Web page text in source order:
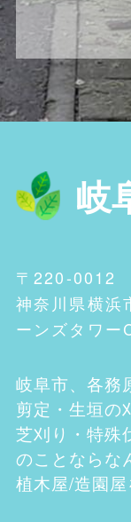
岐
〒220-0012
神奈川県横浜
ーンズタワー
岐阜市、各務
剪定・生垣の
芝刈り・特殊
のことならな
植木屋/造園